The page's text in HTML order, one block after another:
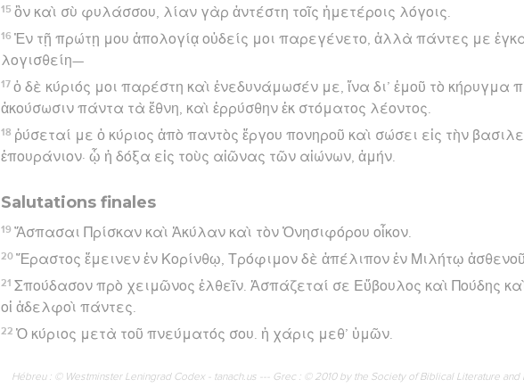
15 ὃν καὶ σὺ φυλάσσου, λίαν γὰρ ἀντέστη τοῖς ἡμετέροις λόγοις.
16 Ἐν τῇ πρώτῃ μου ἀπολογίᾳ οὐδείς μοι παρεγένετο, ἀλλὰ πάντες με
λογισθείη—
17 ὁ δὲ κύριός μοι παρέστη καὶ ἐνεδυνάμωσέν με, ἵνα δι’ ἐμοῦ τὸ κήρυγμα
ἀκούσωσιν πάντα τὰ ἔθνη, καὶ ἐρρύσθην ἐκ στόματος λέοντος.
18 ῥύσεταί με ὁ κύριος ἀπὸ παντὸς ἔργου πονηροῦ καὶ σώσει εἰς τὴν
ἐπουράνιον· ᾧ ἡ δόξα εἰς τοὺς αἰῶνας τῶν αἰώνων, ἀμήν.
Salutations finales
19 Ἄσπασαι Πρίσκαν καὶ Ἀκύλαν καὶ τὸν Ὀνησιφόρου οἶκον.
20 Ἔραστος ἔμεινεν ἐν Κορίνθῳ, Τρόφιμον δὲ ἀπέλιπον ἐν Μιλήτῳ
21 Σπούδασον πρὸ χειμῶνος ἐλθεῖν. Ἀσπάζεταί σε Εὔβουλος καὶ Πούδης
οἱ ἀδελφοὶ πάντες.
22 Ὁ κύριος μετὰ τοῦ πνεύματός σου. ἡ χάρις μεθ’ ὑμῶν.
Hébreu : © Westminster Leningrad Codex - tanach.us --- Grec : © 2010 by the Society of Biblical Literature